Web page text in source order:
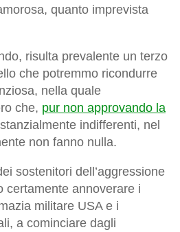
quanto imprevista
risulta prevalente un terzo
che potremmo ricondurre
nella quale
che, pur non approvando la
indifferenti, nel
non fanno nulla.
sostenitori dell’aggressione
certamente annoverare i
militare USA e i
a cominciare dagli